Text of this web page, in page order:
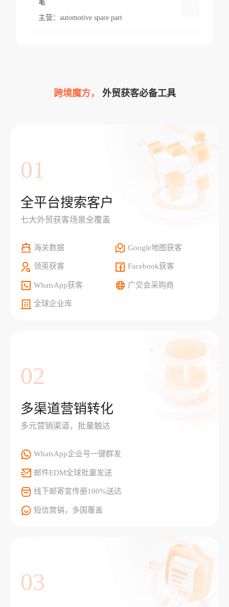
笔
主营： automotive spare part
跨境魔方， 外贸获客必备工具
01
全平台搜索客户
七大外贸获客场景全覆盖
海关数据 Google地图获客
领英获客 Facebook获客
WhatsApp获客 广交会采购商
全球企业库
02
多渠道营销转化
多元营销渠道，批量触达
WhatsApp企业号一键群发
邮件EDM全球批量发送
线下邮寄宣传册100%送达
短信营销，多国覆盖
03